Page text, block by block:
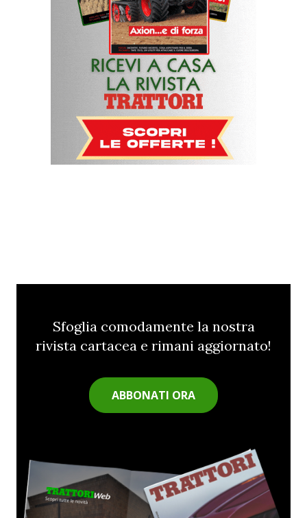
Sfoglia comodamente la nostra
rivista cartacea e rimani aggiornato!
ABBONATI ORA